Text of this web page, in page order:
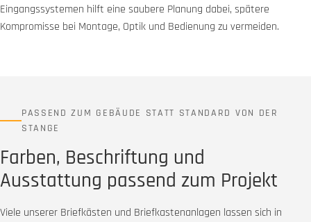
Eingangssystemen hilft eine saubere Planung dabei, spätere
Kompromisse bei Montage, Optik und Bedienung zu vermeiden.
PASSEND ZUM GEBÄUDE STATT STANDARD VON DER
STANGE
Farben, Beschriftung und
Ausstattung passend zum Projekt
Viele unserer Briefkästen und Briefkastenanlagen lassen sich in